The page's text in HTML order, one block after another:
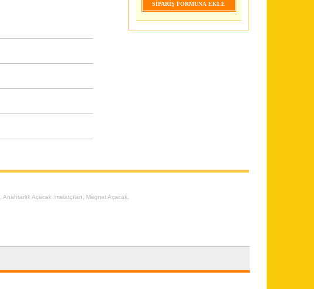
,Anahtarlık Açacak İmalatçıları Magnet Açacak